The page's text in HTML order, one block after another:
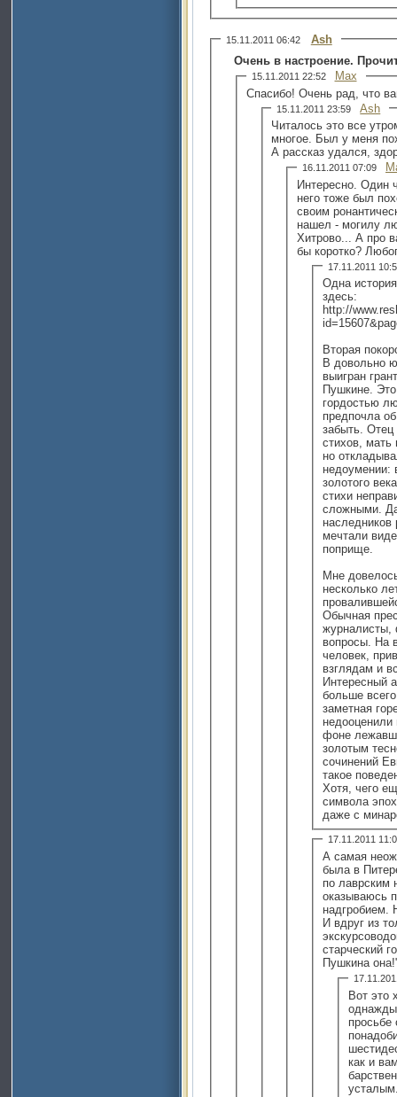
15.11.2011 06:42
Ash
Очень в настроение.
15.11.2011 22:52
Max
Спасибо! Очень рад, что
15.11.2011 23:59
Ash
Читалось это все
многое. Был у меня
А рассказ удался,
16.11.2011 07:09
Интересно. Один
него тоже был
своим
нашел - могилу
Хитрово... А про
бы коротко?
17.11.2011
Одна
здесь:
http://
Вторая
В довольно
выигран
Пушкине.
гордостью
предпочла
забыть. Отец
стихов, мать
но
недоумении:
золотого
стихи
сложными.
наследников
мечтали
поприще.
Мне
несколько
Обычная
журналисты,
вопросы. На
человек,
взглядам и
Интересный
больше
заметная
фоне
золотым
сочинений
такое
Хотя, чего
символа
даже с
17.11.2011
А самая
была в
по лаврским
оказываюсь
надгробием.
И вдруг из
старческий
Пушкина
Вот это
просьбе
как и